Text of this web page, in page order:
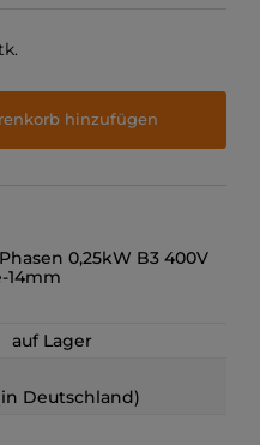
hinzufügen
0,25kW B3 400V
14mm
auf Lager
Deutschland)